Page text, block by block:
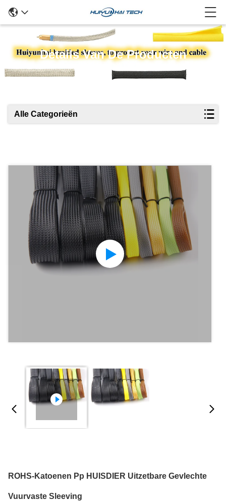
Details Van De Producten
Alle Categorieën
ROHS-Katoenen Pp HUISDIER Uitzetbare Gevlechte
Vuurvaste Sleeving